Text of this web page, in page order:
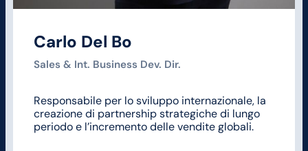
Carlo Del Bo
Sales & Int. Business Dev. Dir.
Responsabile per lo sviluppo internazionale, la
creazione di partnership strategiche di lungo
periodo e l’incremento delle vendite globali.